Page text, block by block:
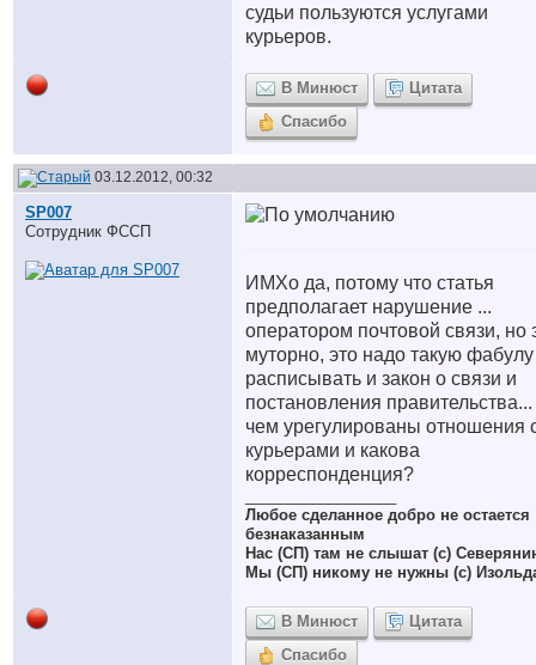
судьи пользуются услугами
курьеров.
В Минюст
Цитата
Спасибо
03.12.2012, 00:32
SP007
Сотрудник ФССП
ИМХо да, потому что статья
предполагает нарушение ...
оператором почтовой связи, но
муторно, это надо такую фабулу
расписывать и закон о связи и
постановления
чем урегулированы отношения
курьерами и какова
корреспонденция?
Любое сделанное добро не остается
безнаказанным
Нас (СП) там не слышат (с)
Мы (СП) никому не нужны (с)
В Минюст
Цитата
Спасибо